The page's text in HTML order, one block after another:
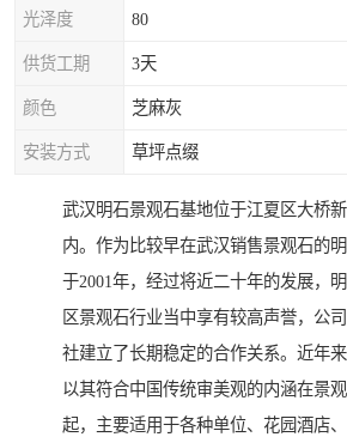
光泽度 80
供货工期 3天
颜色 芝麻灰
安装方式 草坪点缀
武汉明石景观石基地位于江夏区大桥
内。作为比较早在武汉销售景观石的
于2001年，经过将近二十年的发展，
区景观石行业当中享有较高声誉，公
社建立了长期稳定的合作关系。近年
以其符合中国传统审美观的内涵在景
起，主要适用于各种单位、花园酒店